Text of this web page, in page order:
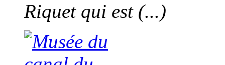
Riquet qui est (...)